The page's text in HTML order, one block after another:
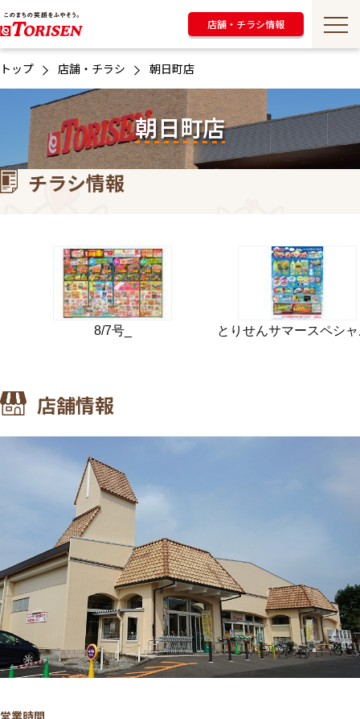
店舗・チラシ情報
トップ 店舗・チラシ 朝日町店
朝日町店
チラシ情報
8/7号_ とりせんサマースペシ
店舗情報
営業時間